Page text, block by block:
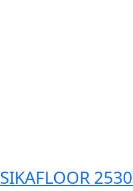
SIKAFLOOR